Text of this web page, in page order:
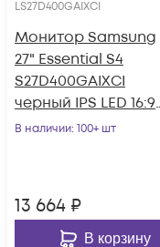
LS27D400GAIXCI
Монитор Samsung
27" Essential S4
S27D400GAIXCI
черный IPS LED 16:9
HDMI матовая HAS
В наличии: 100+ шт
13 664 ₽
В корзину